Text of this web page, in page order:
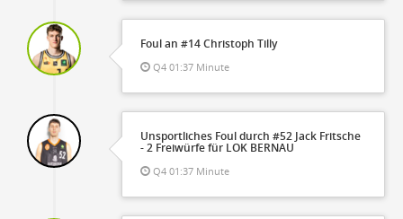
Foul an #14 Christoph Tilly
Q4 01:37 Minute
Unsportliches Foul durch #52 Jack Fritsche
- 2 Freiwürfe für LOK BERNAU
Q4 01:37 Minute